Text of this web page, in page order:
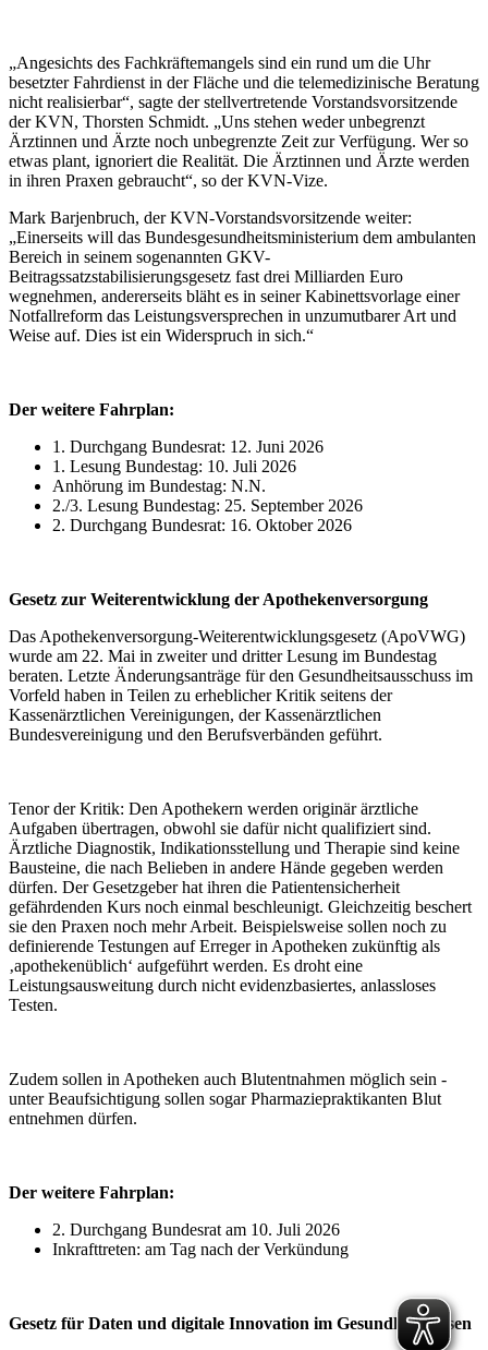
„Angesichts des Fachkräftemangels sind ein rund um die Uhr
besetzter Fahrdienst in der Fläche und die telemedizinische Beratung
nicht realisierbar“, sagte der stellvertretende Vorstandsvorsitzende
der KVN, Thorsten Schmidt. „Uns stehen weder unbegrenzt
Ärztinnen und Ärzte noch unbegrenzte Zeit zur Verfügung. Wer so
etwas plant, ignoriert die Realität. Die Ärztinnen und Ärzte werden
in ihren Praxen gebraucht“, so der KVN-Vize.
Mark Barjenbruch, der KVN-Vorstandsvorsitzende weiter:
„Einerseits will das Bundesgesundheitsministerium dem ambulanten
Bereich in seinem sogenannten GKV-
Beitragssatzstabilisierungsgesetz fast drei Milliarden Euro
wegnehmen, andererseits bläht es in seiner Kabinettsvorlage einer
Notfallreform das Leistungsversprechen in unzumutbarer Art und
Weise auf. Dies ist ein Widerspruch in sich.“
Der weitere Fahrplan:
1. Durchgang Bundesrat: 12. Juni 2026
1. Lesung Bundestag: 10. Juli 2026
Anhörung im Bundestag: N.N.
2./3. Lesung Bundestag: 25. September 2026
2. Durchgang Bundesrat: 16. Oktober 2026
Gesetz zur Weiterentwicklung der Apothekenversorgung
Das Apothekenversorgung-Weiterentwicklungsgesetz (ApoVWG)
wurde am 22. Mai in zweiter und dritter Lesung im Bundestag
beraten. Letzte Änderungsanträge für den Gesundheitsausschuss im
Vorfeld haben in Teilen zu erheblicher Kritik seitens der
Kassenärztlichen Vereinigungen, der Kassenärztlichen
Bundesvereinigung und den Berufsverbänden geführt.
Tenor der Kritik: Den Apothekern werden originär ärztliche
Aufgaben übertragen, obwohl sie dafür nicht qualifiziert sind.
Ärztliche Diagnostik, Indikationsstellung und Therapie sind keine
Bausteine, die nach Belieben in andere Hände gegeben werden
dürfen. Der Gesetzgeber hat ihren die Patientensicherheit
gefährdenden Kurs noch einmal beschleunigt. Gleichzeitig beschert
sie den Praxen noch mehr Arbeit. Beispielsweise sollen noch zu
definierende Testungen auf Erreger in Apotheken zukünftig als
‚apothekenüblich‘ aufgeführt werden. Es droht eine
Leistungsausweitung durch nicht evidenzbasiertes, anlassloses
Testen.
Zudem sollen in Apotheken auch Blutentnahmen möglich sein -
unter Beaufsichtigung sollen sogar Pharmaziepraktikanten Blut
entnehmen dürfen.
Der weitere Fahrplan:
2. Durchgang Bundesrat am 10. Juli 2026
Inkrafttreten: am Tag nach der Verkündung
Gesetz für Daten und digitale Innovation im Gesundheitswesen